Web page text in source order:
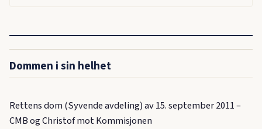
Dommen i sin helhet
Rettens dom (Syvende avdeling) av 15. september 2011 –
CMB og Christof mot Kommisjonen